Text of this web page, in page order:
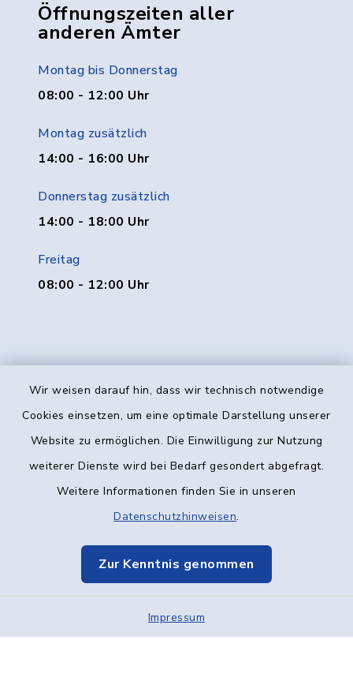
Wir weisen darauf hin, dass wir technisch notwendige
Cookies einsetzen, um eine optimale Darstellung unserer
Website zu ermöglichen. Die Einwilligung zur Nutzung
weiterer Dienste wird bei Bedarf gesondert abgefragt.
Weitere Informationen finden Sie in unseren
Datenschutzhinweisen.
Zur Kenntnis genommen
Impressum
Öffnungszeiten aller
anderen Ämter
Montag bis Donnerstag
08:00 - 12:00 Uhr
Montag zusätzlich
14:00 - 16:00 Uhr
Donnerstag zusätzlich
14:00 - 18:00 Uhr
Freitag
08:00 - 12:00 Uhr
Kontakt
Datenschutz
Elektronische Kommunikation
Sitemap